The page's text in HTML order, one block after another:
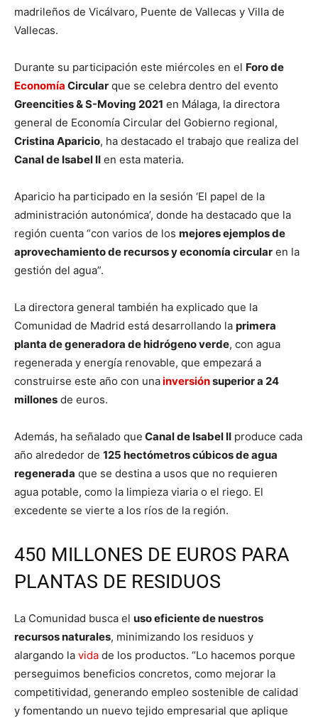
madrileños de Vicálvaro, Puente de Vallecas y Villa de
Vallecas.
Durante su participación este miércoles en el Foro de
Economía Circular que se celebra dentro del evento
Greencities & S-Moving 2021 en Málaga, la directora
general de Economía Circular del Gobierno regional,
Cristina Aparicio, ha destacado el trabajo que realiza del
Canal de Isabel II en esta materia.
Aparicio ha participado en la sesión ‘El papel de la
administración autonómica’, donde ha destacado que la
región cuenta “con varios de los mejores ejemplos de
aprovechamiento de recursos y economía circular en la
gestión del agua”.
La directora general también ha explicado que la
Comunidad de Madrid está desarrollando la primera
planta de generadora de hidrógeno verde, con agua
regenerada y energía renovable, que empezará a
construirse este año con unainversiónsuperior a 24
millones de euros.
Además, ha señalado que Canal de Isabel II produce cada
año alrededor de 125 hectómetros cúbicos de agua
regenerada que se destina a usos que no requieren
agua potable, como la limpieza viaria o el riego. El
excedente se vierte a los ríos de la región.
450 MILLONES DE EUROS PARA
PLANTAS DE RESIDUOS
La Comunidad busca el uso eficiente de nuestros
recursos naturales, minimizando los residuos y
alargando la vida de los productos. “Lo hacemos porque
perseguimos beneficios concretos, como mejorar la
competitividad, generando empleo sostenible de calidad
y fomentando un nuevo tejido empresarial que aplique